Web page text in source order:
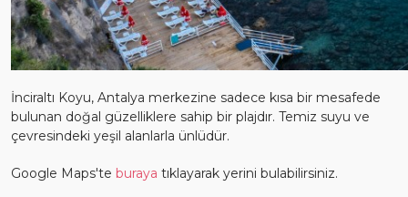
İnciraltı Koyu, Antalya merkezine sadece kısa bir mesafede
bulunan doğal güzelliklere sahip bir plajdır. Temiz suyu ve
çevresindeki yeşil alanlarla ünlüdür.
Google Maps'te buraya tıklayarak yerini bulabilirsiniz.